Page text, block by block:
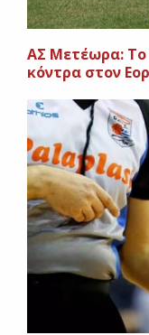
ΑΣ Μετέωρα: Το
κόντρα στον